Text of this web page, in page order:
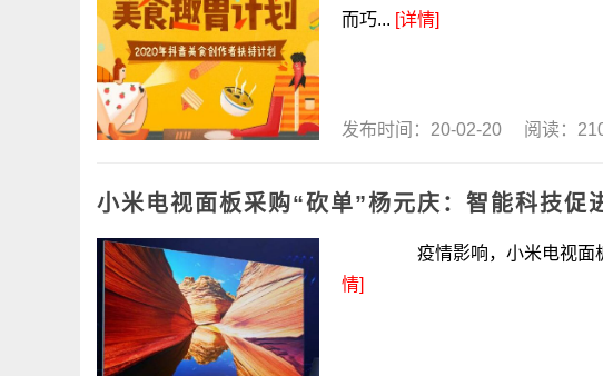
而巧... [详情]
发布时间：20-02-20 阅读：
小米电视面板采购“砍单”杨元庆：智能科技促
疫情影响，小米电视面板减
情]